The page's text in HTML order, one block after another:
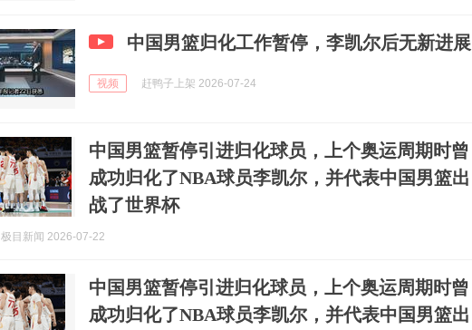
中国男篮归化工作暂停，李凯尔后无新进展
视频 赶鸭子上架 2026-07-24
中国男篮暂停引进归化球员，上个奥运周期时曾
成功归化了NBA球员李凯尔，并代表中国男篮出
战了世界杯
极目新闻 2026-07-22
中国男篮暂停引进归化球员，上个奥运周期时曾
成功归化了NBA球员李凯尔，并代表中国男篮出